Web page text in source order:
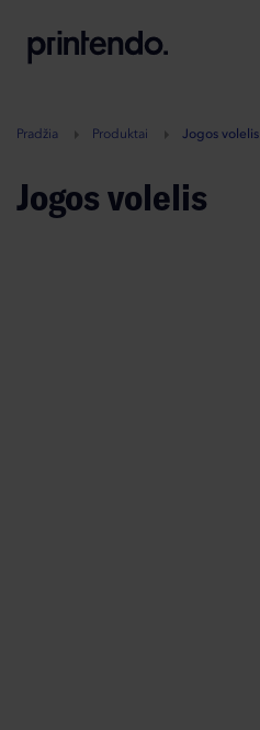
A
Pradžia Produktai Jogos volelis
Jogos volelis